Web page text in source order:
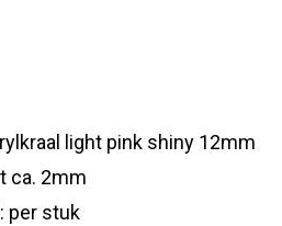
light pink shiny 12mm
ca. 2mm
per stuk